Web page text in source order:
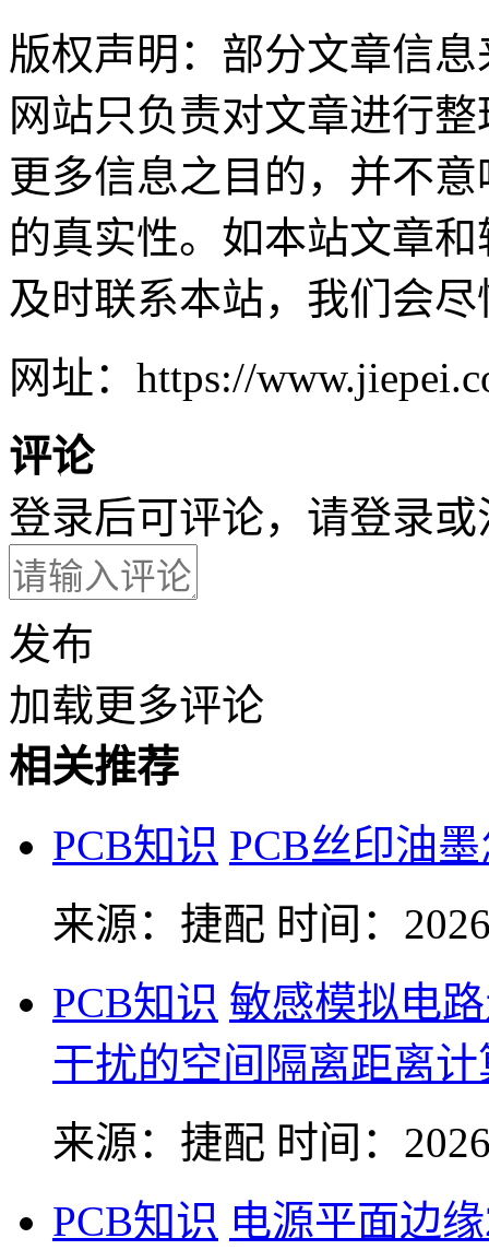
版权声明：部分文章信
网站只负责对文章进行
更多信息之目的，并不
的真实性。如本站文章
及时联系本站，我们会
网址：https://
评论
登录后可评论，请登录或
发布
加载更多评论
相关推荐
PCB知识 PCB丝印油
来源：捷配 时间：
PCB知识 敏感模拟电
干扰的空间隔离距离计
来源：捷配 时间：
PCB知识 电源平面边